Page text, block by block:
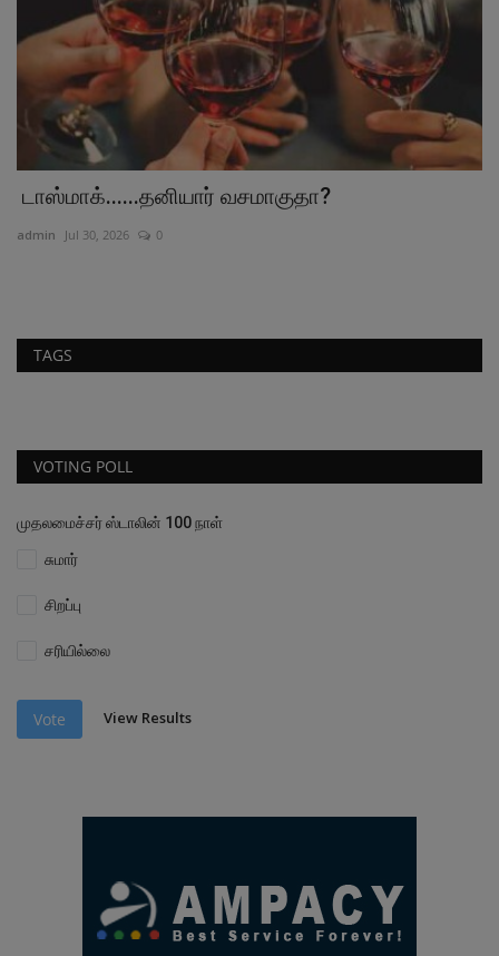
டாஸ்மாக்......தனியார் வசமாகுதா?
admin Jul 30, 2026 0
TAGS
VOTING POLL
முதலமைச்சர் ஸ்டாலின் 100 நாள்
சுமார்
சிறப்பு
சரியில்லை
Vote View Results